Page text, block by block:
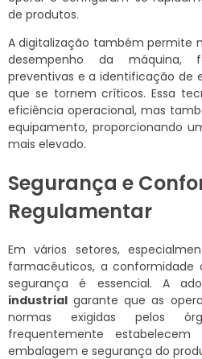
de produtos.
A digitalização também permite
desempenho da máquina,
preventivas e a identificação de
que se tornem críticos. Essa
eficiência operacional, mas
equipamento, proporcionando
mais elevado.
Segurança e
Regulamentar
Em vários setores,
farmacêuticos, a conformidade
segurança é essencial. A
industrial garante que as
normas exigidas pelos
frequentemente
embalagem e segurança do